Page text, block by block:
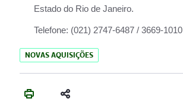
Estado do Rio de Janeiro.
Telefone: (021) 2747-6487 / 3669-1010
NOVAS AQUISIÇÕES